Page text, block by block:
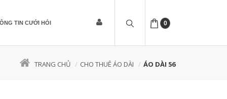
0
TIN CƯỚI HỎI
TRANG CHỦ CHO THUÊ ÁO DÀI ÁO DÀI 56